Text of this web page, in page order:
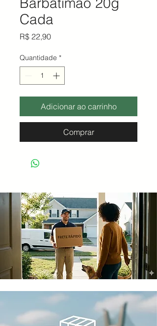
Cada
R$ 22,90Preço
Quantidade *
Adicionar ao carrinho
Comprar